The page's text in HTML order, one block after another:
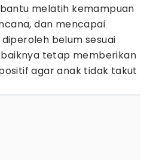
melatih kemampuan
dan mencapai
belum sesuai
tetap memberikan
agar anak tidak takut